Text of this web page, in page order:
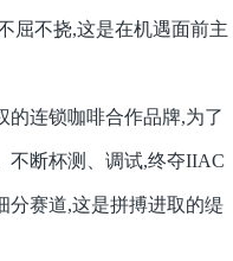
屈不挠,这是在机遇面前主
的连锁咖啡合作品牌,为了
不断杯测、调试,终夺IIAC
分赛道,这是拼搏进取的缇